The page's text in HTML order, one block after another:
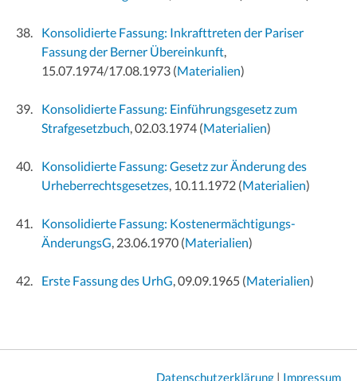
Konsolidierte Fassung: Inkrafttreten der Pariser
Fassung der Berner Übereinkunft,
15.07.1974/17.08.1973 (Materialien)
Konsolidierte Fassung: Einführungsgesetz zum
Strafgesetzbuch, 02.03.1974 (Materialien)
Konsolidierte Fassung: Gesetz zur Änderung des
Urheberrechtsgesetzes, 10.11.1972 (Materialien)
Konsolidierte Fassung: Kostenermächtigungs-
ÄnderungsG, 23.06.1970 (Materialien)
Erste Fassung des UrhG, 09.09.1965 (Materialien)
Datenschutzerklärung | Impressum